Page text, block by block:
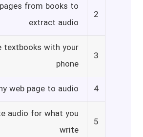
2
from books to
extract audio
3
textbooks with your
phone
4
web page to audio
5
audio for what you
write